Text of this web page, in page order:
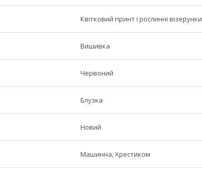
Квітковий принт і рослинні візерунки
Вишивка
Червоний
Блузка
Новий
Машинна, Хрестиком